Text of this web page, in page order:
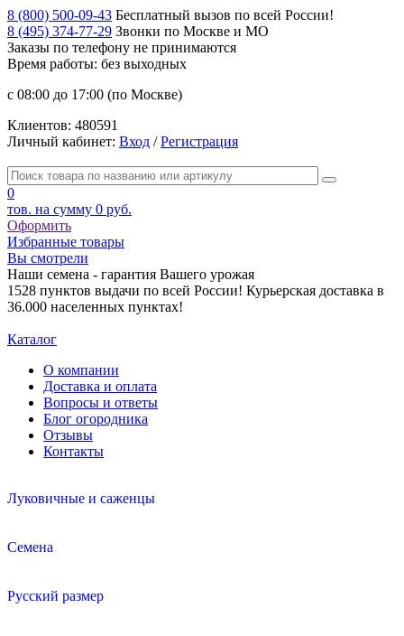
8 (800) 500-09-43 Бесплатный вызов по всей России!
8 (495) 374-77-29 Звонки по Москве и МО
Заказы по телефону не принимаются
Время работы: без выходных
с 08:00 до 17:00 (по Москве)
Клиентов: 480591
Личный кабинет: Вход /Регистрация
0
тов. на сумму 0 руб.
Оформить
Избранные товары
Вы смотрели
Наши семена - гарантия Вашего урожая
1528 пунктов выдачи по всей России! Курьерская доставка в
36.000 населенных пунктах!
Каталог
О компании
Доставка и оплата
Вопросы и ответы
Блог огородника
Отзывы
Контакты
Луковичные и саженцы
Семена
Русский размер